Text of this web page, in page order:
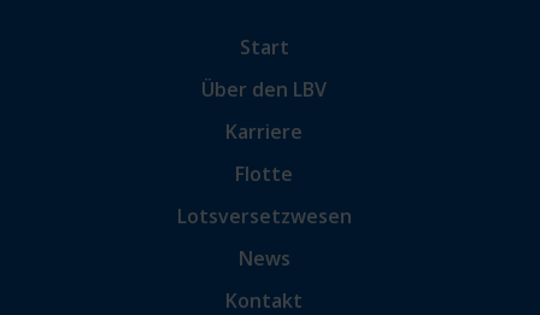
Start
Über den LBV
Karriere
Flotte
Lotsversetzwesen
News
Kontakt